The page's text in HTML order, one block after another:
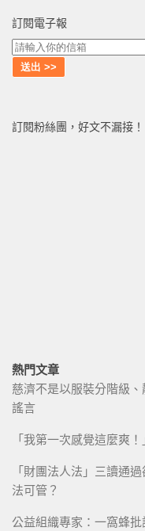
訂閱電子報
訂閱粉絲團，好文不漏接！
熱門文章
慈濟不是以服裝分階級
謠言
「我第一次感覺這麼爽
「財團法人法」三讀通
法可管？
公益組織專家：一窩蜂